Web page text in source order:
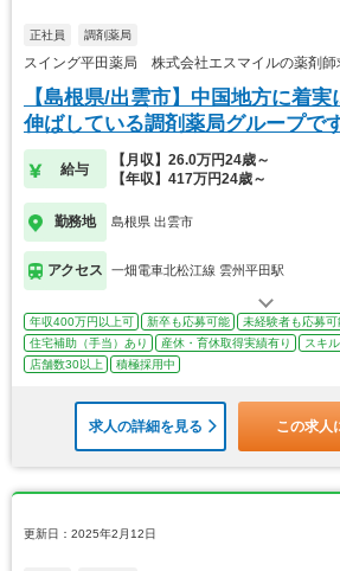
正社員 調剤薬局
スイング平田薬局 株式会社エスマイルの薬剤師
【島根県/出雲市】中国地方に着
伸ばしている調剤薬局グループです
給与
【月収】26.0万円24歳～
【年収】417万円24歳～
勤務地 島根県 出雲市
アクセス 一畑電車北松江線 雲州平田駅
年収400万円以上可 新卒も応募可能 未経験者も応募可
住宅補助（手当）あり
産休・育休取得実績有り スキ
店舗数30以上
積極採用中
求人の詳細を見る この求人
更新日：2025年2月12日